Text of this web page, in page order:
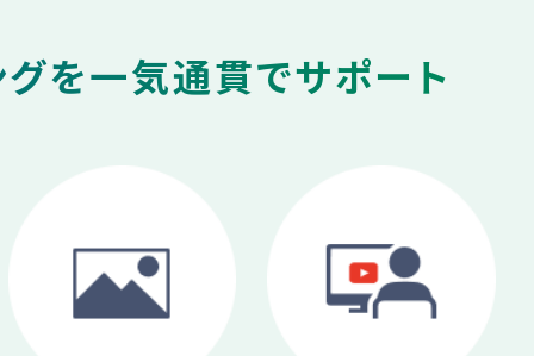
を一気通貫でサポート